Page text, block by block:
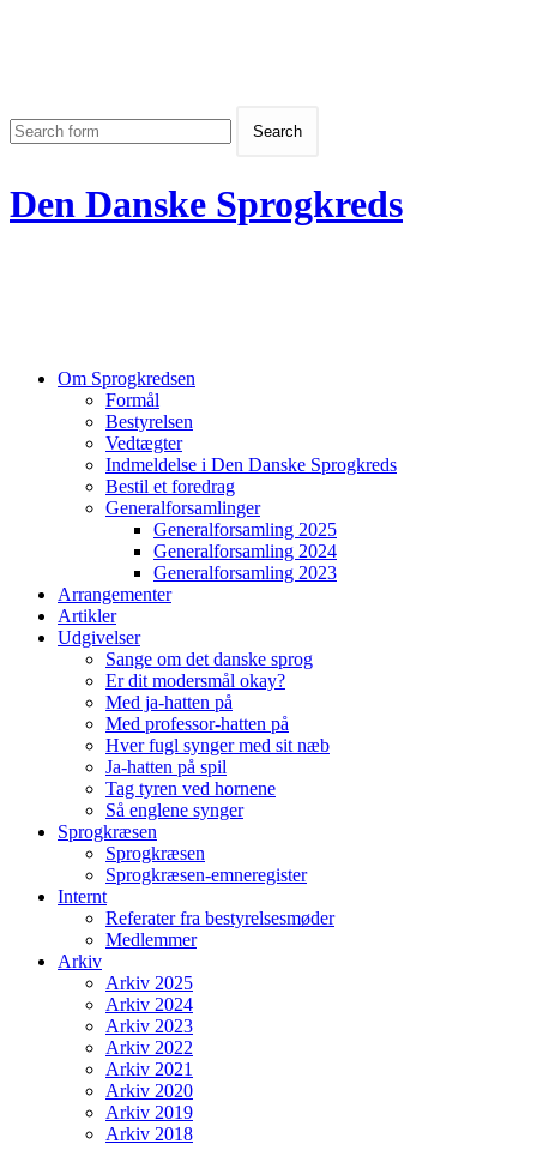
Den Danske Sprogkreds
Om Sprogkredsen
Formål
Bestyrelsen
Vedtægter
Indmeldelse i Den Danske Sprogkreds
Bestil et foredrag
Generalforsamlinger
Generalforsamling 2025
Generalforsamling 2024
Generalforsamling 2023
Arrangementer
Artikler
Udgivelser
Sange om det danske sprog
Er dit modersmål okay?
Med ja-hatten på
Med professor-hatten på
Hver fugl synger med sit næb
Ja-hatten på spil
Tag tyren ved hornene
Så englene synger
Sprogkræsen
Sprogkræsen
Sprogkræsen-emneregister
Internt
Referater fra bestyrelsesmøder
Medlemmer
Arkiv
Arkiv 2025
Arkiv 2024
Arkiv 2023
Arkiv 2022
Arkiv 2021
Arkiv 2020
Arkiv 2019
Arkiv 2018